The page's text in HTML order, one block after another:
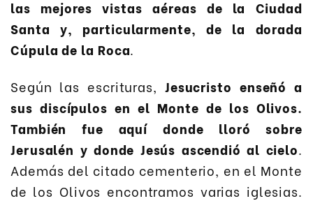
las mejores vistas aéreas de la Ciudad
Santa y, particularmente, de la dorada
Cúpula de la Roca.
Según las escrituras, Jesucristo enseñó a
sus discípulos en el Monte de los Olivos.
También fue aquí donde lloró sobre
Jerusalén y donde Jesús ascendió al cielo.
Además del citado cementerio, en el Monte
de los Olivos encontramos varias iglesias.